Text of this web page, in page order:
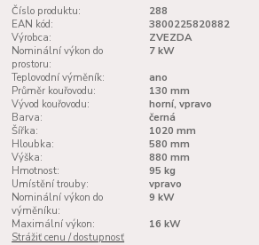
Číslo produktu:
288
EAN kód:
3800225820882
Výrobca:
ZVEZDA
Nominální výkon do
prostoru:
7 kW
Teplovodní výměník:
ano
Průměr kouřovodu:
130 mm
Vývod kouřovodu:
horní, vpravo
Barva:
černá
Šířka:
1020 mm
Hloubka:
580 mm
Výška:
880 mm
Hmotnost:
95 kg
Umístění trouby:
vpravo
Nominální výkon do
výměníku:
9 kW
Maximální výkon:
16 kW
Strážiť cenu / dostupnosť